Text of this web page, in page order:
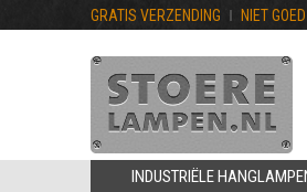
GRATIS VERZENDING NIET
INDUSTRIËLE